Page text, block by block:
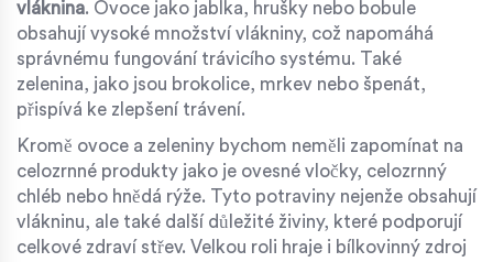
vláknina. Ovoce jako jablka, hrušky nebo bobule
obsahují vysoké množství vlákniny, což napomáhá
správnému fungování trávicího systému. Také
zelenina, jako jsou brokolice, mrkev nebo špenát,
přispívá ke zlepšení trávení.
Kromě ovoce a zeleniny bychom neměli zapomínat na
celozrnné produkty jako je ovesné vločky, celozrnný
chléb nebo hnědá rýže. Tyto potraviny nejenže obsahují
vlákninu, ale také další důležité živiny, které podporují
celkové zdraví střev. Velkou roli hraje i bílkovinný zdroj